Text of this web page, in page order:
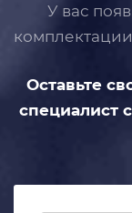
У вас
Оставьте
специалист